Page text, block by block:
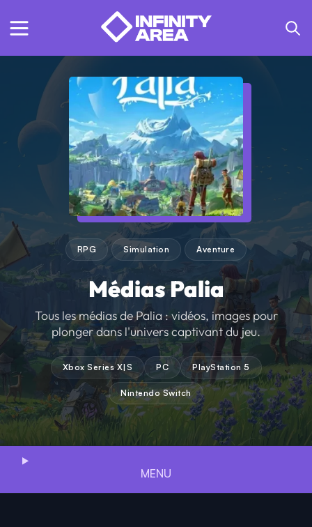
RPG Simulation Aventure
Médias Palia
Tous les médias de Palia : vidéos, images pour
plonger dans l'univers captivant du jeu.
Xbox Series X|S PC PlayStation 5
Nintendo Switch
MENU